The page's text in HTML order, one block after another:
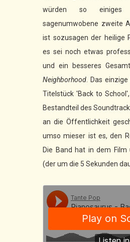
würden so einiges
sagenumwobene zweite
ist sozusagen der heilige
es sei noch etwas
und ein besseres
Neighborhood . Das
Titelstück 'Back to
Bestandteil des
an die Öffentlichkeit
umso mieser ist es, den
Die Band hat in dem
(der um die 5 Sekunden